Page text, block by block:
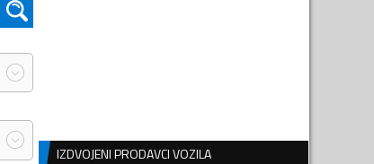
IZDVOJENI PRODAVCI VOZILA